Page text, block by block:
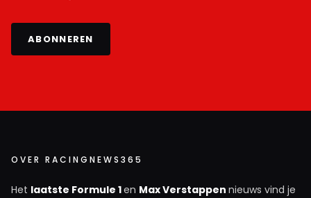
ABONNEREN
OVER RACINGNEWS365
Het laatste Formule 1en Max Verstappen nieuws vind je